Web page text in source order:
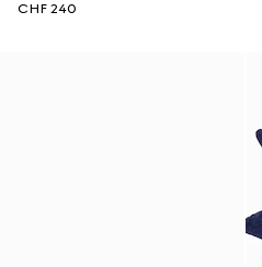
CHF 240